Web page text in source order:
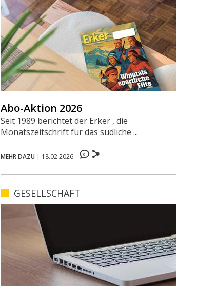
Abo-Aktion 2026
Seit 1989 berichtet der Erker , die
Monatszeitschrift für das südliche ...
MEHR DAZU | 18.02.2026 0
GESELLSCHAFT